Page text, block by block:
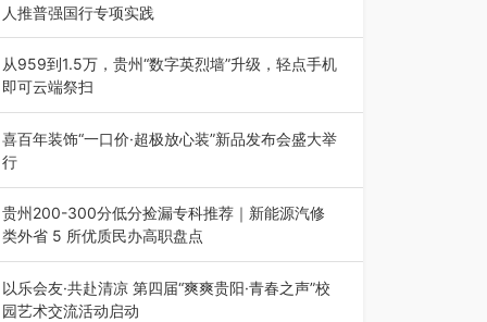
人推普强国行专项实践
为扎实推进2026“千团万人推普强国行”大学生暑
期社会实践，牢牢紧扣 “雅韵传普…
从959到1.5万，贵州“数字英烈墙”升级，轻点手机
即可云端祭扫
八一建军节到来之际，由贵州省退役军人事务厅指
导，贵阳市退役军人事务局联合贵州广电…
喜百年装饰“一口价·超极放心装”新品发布会盛大举
行
2026年7月31日，喜百年装饰“一口价·超极放心
装”新品发布会在贵阳隆重举行。…
贵州200-300分低分捡漏专科推荐｜新能源汽修
类外省 5 所优质民办高职盘点
在贵州省高考志愿填报体系中，200至300分数段
考生可选择的省内工科、新能源汽车…
以乐会友·共赴清凉 第四届“爽爽贵阳·青春之声”校
园艺术交流活动启动